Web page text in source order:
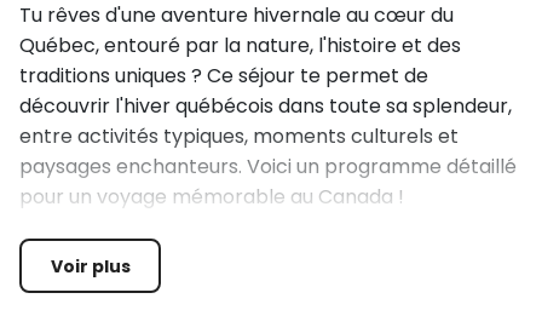
Tu rêves d'une aventure hivernale au cœur du
Québec, entouré par la nature, l'histoire et des
traditions uniques ? Ce séjour te permet de
découvrir l'hiver québécois dans toute sa splendeur,
entre activités typiques, moments culturels et
paysages enchanteurs. Voici un programme détaillé
pour un voyage mémorable au Canada !
Jour 1 : Paris - Montréal - Arrivée au Québec ✈️
Voir plus